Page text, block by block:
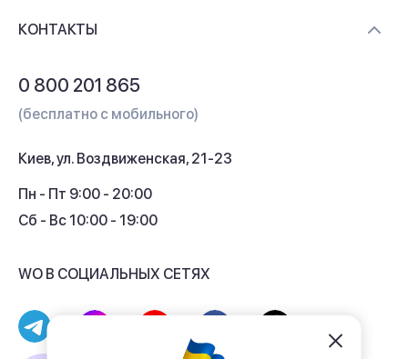
Контакты
Кэшбек
КОНТАКТЫ
0 800 201 865
(бесплатно с мобильного)
Киев, ул. Воздвиженская, 21-23
Пн - Пт 9:00 - 20:00
Сб - Вс 10:00 - 19:00
WO В СОЦИАЛЬНЫХ СЕТЯХ